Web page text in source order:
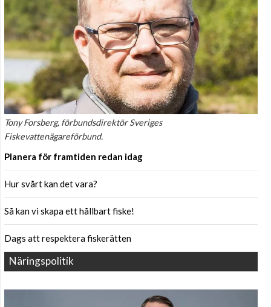
Tony Forsberg, förbundsdirektör Sveriges
Fiskevattenägareförbund.
Planera för framtiden redan idag
Hur svårt kan det vara?
Så kan vi skapa ett hållbart fiske!
Dags att respektera fiskerätten
Näringspolitik